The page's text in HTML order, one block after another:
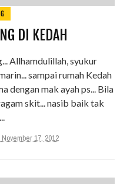
DI KEDAH
Allhamdulillah, syukur
sampai rumah Kedah
dengan mak ayah ps... Bila
skit... nasib baik tak
November 17, 2012